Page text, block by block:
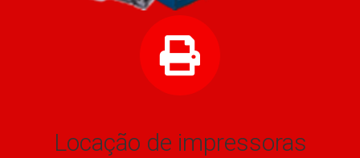
Locação de impressoras